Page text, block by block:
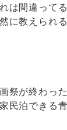
は間違って
に教えられる
祭が終わっ
民泊できる